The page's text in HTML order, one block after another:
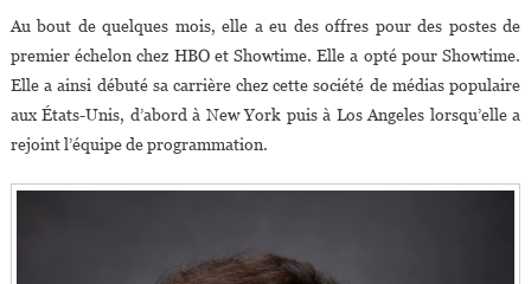
Au bout de quelques mois, elle a eu des offres pour des postes de
premier échelon chez HBO et Showtime. Elle a opté pour Showtime.
Elle a ainsi débuté sa carrière chez cette société de médias populaire
aux États-Unis, d’abord à New York puis à Los Angeles lorsqu’elle a
rejoint l’équipe de programmation.